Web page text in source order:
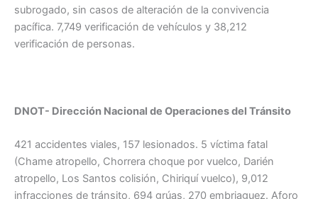
subrogado, sin casos de alteración de la convivencia
pacífica. 7,749 verificación de vehículos y 38,212
verificación de personas.
DNOT- Dirección Nacional de Operaciones del Tránsito
421 accidentes viales, 157 lesionados. 5 víctima fatal
(Chame atropello, Chorrera choque por vuelco, Darién
atropello, Los Santos colisión, Chiriquí vuelco), 9,012
infracciones de tránsito, 694 grúas, 270 embriaguez. Aforo